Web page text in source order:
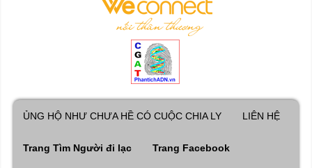
ỦNG HỘ NHƯ CHƯA HỀ CÓ CUỘC CHIA LY LIÊN HỆ
Trang Tìm Người đi lạc Trang Facebook